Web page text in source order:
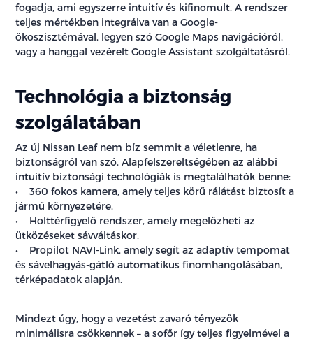
fogadja, ami egyszerre intuitív és kifinomult. A rendszer
teljes mértékben integrálva van a Google-
ökoszisztémával, legyen szó Google Maps navigációról,
vagy a hanggal vezérelt Google Assistant szolgáltatásról.
Technológia a biztonság
szolgálatában
Az új Nissan Leaf nem bíz semmit a véletlenre, ha
biztonságról van szó. Alapfelszereltségében az alábbi
intuitív biztonsági technológiák is megtalálhatók benne:
• 360 fokos kamera, amely teljes körű rálátást biztosít a
jármű környezetére.
• Holttérfigyelő rendszer, amely megelőzheti az
ütközéseket sávváltáskor.
• Propilot NAVI-Link, amely segít az adaptív tempomat
és sávelhagyás-gátló automatikus finomhangolásában,
térképadatok alapján.
Mindezt úgy, hogy a vezetést zavaró tényezők
minimálisra csökkennek – a sofőr így teljes figyelmével a